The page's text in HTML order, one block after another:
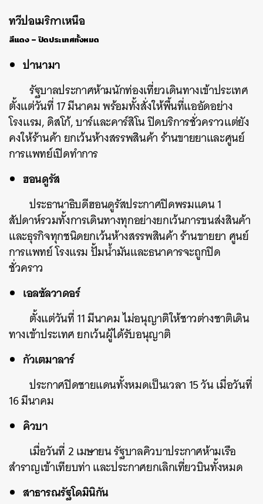
ทวีปอเมริกาเหนือ
สีแดง – ปิดประเทศทั้งหมด
ปานามา
รัฐบาลประกาศห้ามนักท่องเที่ยวเดินทางเข้าประเทศ
ตั้งแต่วันที่ 17 มีนาคม พร้อมทั้งสั่งให้พื้นที่แออัดอย่าง
โรงแรม, ดิสโก้, บาร์และคาร์สิโน ปิดบริการชั่วคราวแต่ยัง
คงให้ร้านค้า ยกเว้นห้างสรรพสินค้า ร้านขายยาและศูนย์
การแพทย์เปิดทำการ
ฮอนดูรัส
ประธานาธิบดีฮอนดูรัสประกาศปิดพรมแดน 1
สัปดาห์รวมทั้งการเดินทางทุกอย่างยกเว้นการขนส่งสินค้า
และธุรกิจทุกชนิดยกเว้นห้างสรรพสินค้า ร้านขายยา ศูนย์
การแพทย์ โรงแรม ปั้มน้ำมันและธนาคารจะถูกปิด
ชั่วคราว
เอลซัลวาดอร์
ตั้งแต่วันที่ 11 มีนาคม ไม่อนุญาติให้ชาวต่างชาติเดิน
ทางเข้าประเทศ ยกเว้นผู้ได้รับอนุญาติ
กัวเตมาลาร์
ประกาศปิดชายแดนทั้งหมดเป็นเวลา 15 วัน เมื่อวันที่
16 มีนาคม
คิวบา
เมื่อวันที่ 2 เมษายน รัฐบาลคิวบาประกาศห้ามเรือ
สำราญเข้าเทียบท่า และประกาศยกเลิกเที่ยวบินทั้งหมด
สาธารณรัฐโดมินิกัน